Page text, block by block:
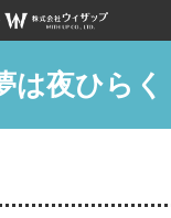
は夜ひらく